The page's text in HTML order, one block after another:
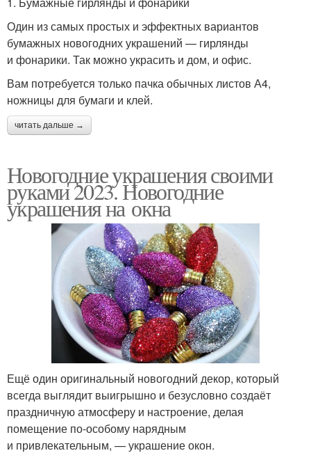
Один из самых простых и эффектных вариантов
бумажных новогодних украшений — гирлянды
и фонарики. Так можно украсить и дом, и офис.
Вам потребуется только пачка обычных листов А4,
ножницы для бумаги и клей.
читать дальше →
Новогодние украшения своими
руками 2023. Новогодние
украшения на окна
Ещё один оригинальный новогодний декор, который
всегда выглядит выигрышно и безусловно создаёт
праздничную атмосферу и настроение, делая
помещение по‑особому нарядным
и привлекательным, — украшение окон.